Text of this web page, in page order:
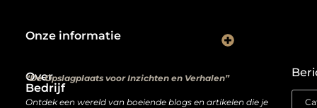
Over
Bedrijf
“De Opslagplaats voor Inzichten en Verhalen”
Ontdek een wereld van boeiende blogs en artikelen die je
Onze informatie